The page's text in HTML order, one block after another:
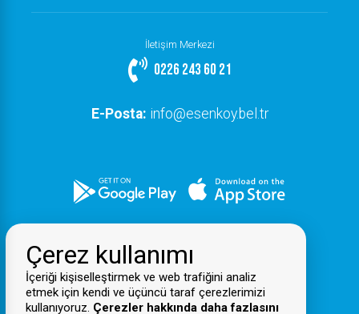
İletişim Merkezi
0226 243 60 21
E-Posta: info@esenkoy.bel.tr
Çerez kullanımı
İçeriği kişiselleştirmek ve web trafiğini analiz
etmek için kendi ve üçüncü taraf çerezlerimizi
kullanıyoruz. Çerezler hakkında daha fazlasını